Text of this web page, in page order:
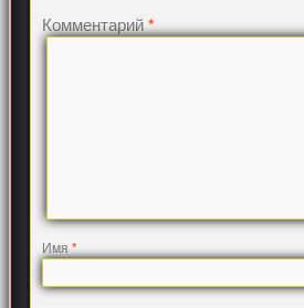
Комментарий*
Имя*